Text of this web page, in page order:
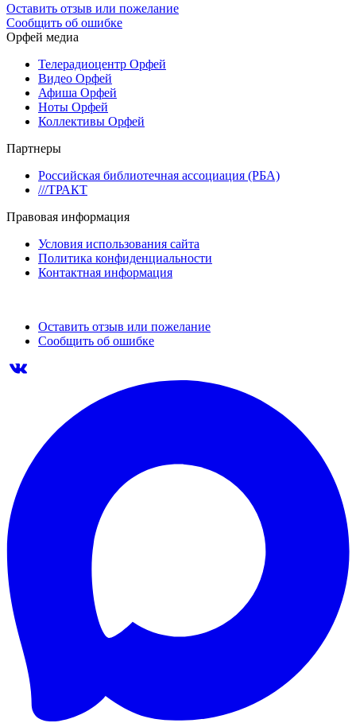
Оставить отзыв или пожелание
Сообщить об ошибке
Орфей медиа
Телерадиоцентр Орфей
Видео Орфей
Афиша Орфей
Ноты Орфей
Коллективы Орфей
Партнеры
Российская библиотечная ассоциация (РБА)
///ТРАКТ
Правовая информация
Условия использования сайта
Политика конфиденциальности
Контактная информация
Оставить отзыв или пожелание
Сообщить об ошибке